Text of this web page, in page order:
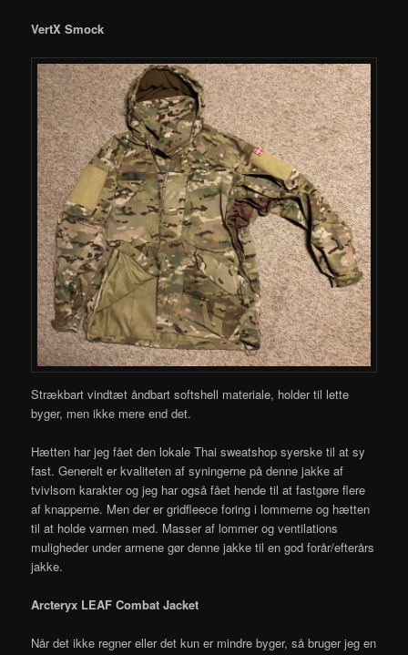
VertX Smock
Strækbart vindtæt åndbart softshell materiale, holder til lette
byger, men ikke mere end det.
Hætten har jeg fået den lokale Thai sweatshop syerske til at sy
fast. Generelt er kvaliteten af syningerne på denne jakke af
tvivlsom karakter og jeg har også fået hende til at fastgøre flere
af knapperne. Men der er gridfleece foring i lommerne og hætten
til at holde varmen med. Masser af lommer og ventilations
muligheder under armene gør denne jakke til en god forår/efterårs
jakke.
Arcteryx LEAF Combat Jacket
Når det ikke regner eller det kun er mindre byger, så bruger jeg en